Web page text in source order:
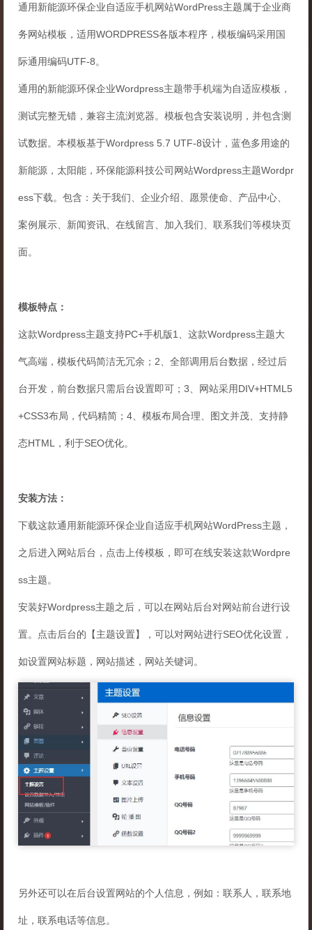
通用新能源环保企业自适应手机网站WordPress主题属于企业商
务网站模板，适用WORDPRESS各版本程序，模板编码采用国
际通用编码UTF-8。
通用的新能源环保企业Wordpress主题带手机端为自适应模板，
测试完整无错，兼容主流浏览器。模板包含安装说明，并包含测
试数据。本模板基于Wordpress 5.7 UTF-8设计，蓝色多用途的
新能源，太阳能，环保能源科技公司网站Wordpress主题Wordpr
ess下载。包含：关于我们、企业介绍、愿景使命、产品中心、
案例展示、新闻资讯、在线留言、加入我们、联系我们等模块页
面。
模板特点：
这款Wordpress主题支持PC+手机版1、这款Wordpress主题大
气高端，模板代码简洁无冗余；2、全部调用后台数据，经过后
台开发，前台数据只需后台设置即可；3、网站采用DIV+HTML5
+CSS3布局，代码精简；4、模板布局合理、图文并茂、支持静
态HTML，利于SEO优化。
安装方法：
下载这款通用新能源环保企业自适应手机网站WordPress主题，
之后进入网站后台，点击上传模板，即可在线安装这款Wordpre
ss主题。
安装好Wordpress主题之后，可以在网站后台对网站前台进行设
置。点击后台的【主题设置】，可以对网站进行SEO优化设置，
如设置网站标题，网站描述，网站关键词。
另外还可以在后台设置网站的个人信息，例如：联系人，联系地
址，联系电话等信息。